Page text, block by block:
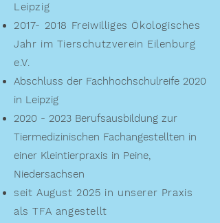
Leipzig
2017- 2018 Freiwilliges Ökologisches
Jahr im Tierschutzverein Eilenburg
e.V.
Abschluss der Fachhochschulreife 2020
in Leipzig
2020 - 2023 Berufsausbildung zur
Tiermedizinischen Fachangestellten in
einer Kleintierpraxis in Peine,
Niedersachsen
seit August 2025 in unserer Praxis
als TFA angestellt